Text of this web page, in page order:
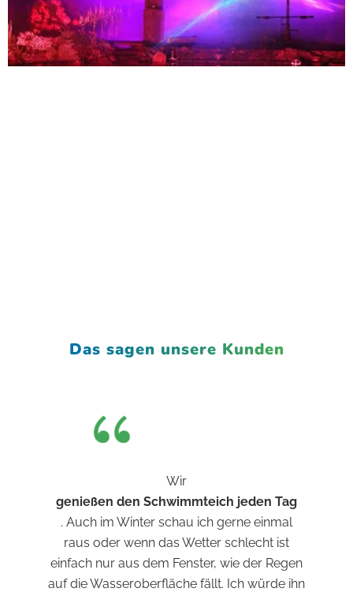
Das sagen unsere Kunden
Wir
genießen den Schwimmteich jeden Tag
. Auch im Winter schau ich gerne einmal
raus oder wenn das Wetter schlecht ist
einfach nur aus dem Fenster, wie der Regen
auf die Wasseroberfläche fällt. Ich würde ihn